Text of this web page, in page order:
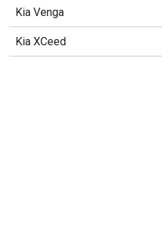
Kia Venga
Kia XCeed